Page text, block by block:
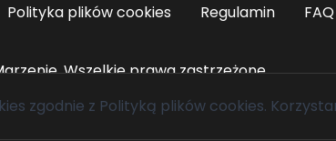
Polityka plików cookies Regulamin FAQ
Wszelkie prawa zastrzeżone.
zgodnie z Polityką plików cookies.